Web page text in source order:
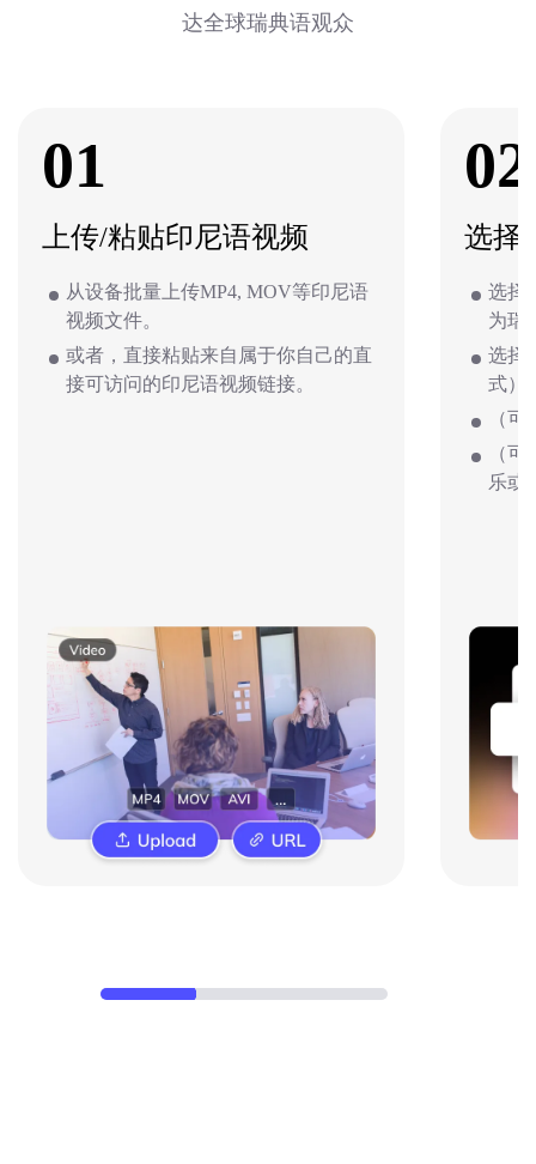
达全球瑞典语观众
01
上传/粘贴印尼语视频
从设备批量上传MP4, MOV等印尼语
视频文件。
或者，直接粘贴来自属于你自己的直
接可访问的印尼语视频链接。
02
选择
选择
为瑞
选择
式）
（
（
乐或